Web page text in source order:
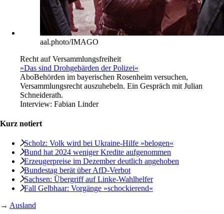
aal.photo/IMAGO
Recht auf Versammlungsfreiheit
»Das sind Drohgebärden der Polizei«
AboBehörden im bayerischen Rosenheim versuchen,
Versammlungsrecht auszuhebeln. Ein Gespräch mit Julian
Schneiderath.
Interview: Fabian Linder
Kurz notiert
Scholz: Volk wird bei Ukraine-Hilfe »belogen«
Bund hat 2024 weniger Kredite aufgenommen
Erzeugerpreise im Dezember deutlich angehoben
Bundestag berät über AfD-Verbot
Sachsen: Übergriff auf Linke-Wahlhelfer
Fall Gelbhaar: Vorgänge »schockierend«
→ Ausland